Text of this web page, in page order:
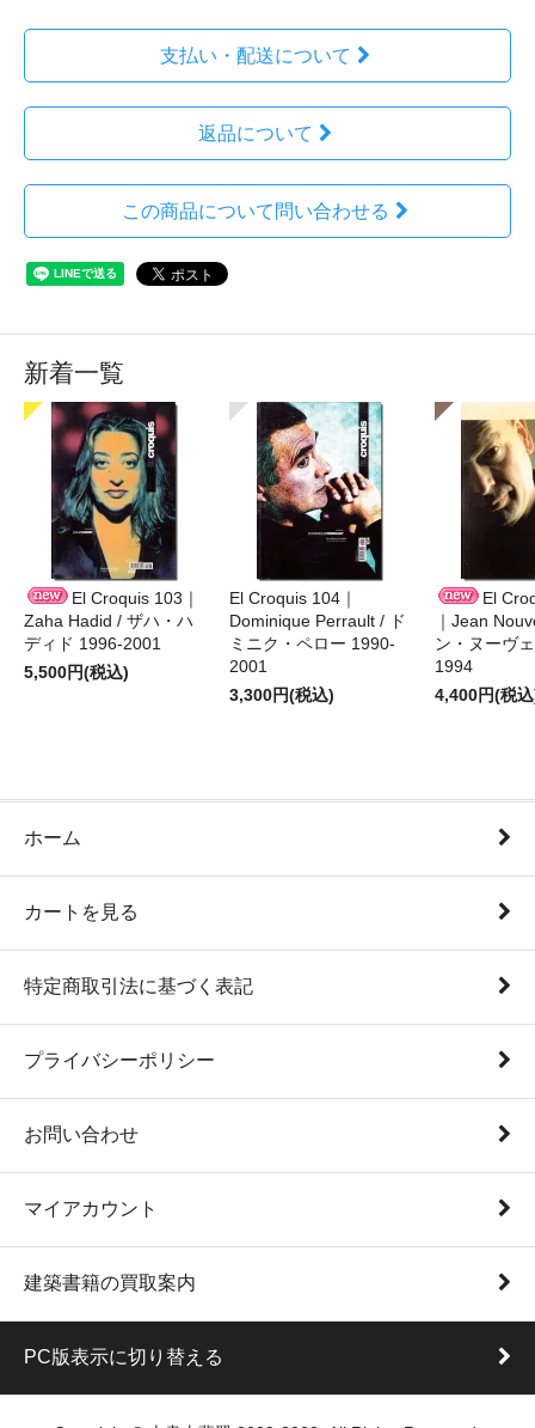
支払い・配送について
返品について
この商品について問い合わせる
新着一覧
El Croquis 103｜
Zaha Hadid / ザハ・ハ
ディド 1996-2001
5,500円(税込)
El Croquis 104｜
Dominique Perrault / ド
ミニク・ペロー 1990-
2001
3,300円(税込)
El
｜Jean
ン・ヌーヴ
1994
4,400円(税
ホーム
カートを見る
特定商取引法に基づく表記
プライバシーポリシー
お問い合わせ
マイアカウント
建築書籍の買取案内
PC版表示に切り替える